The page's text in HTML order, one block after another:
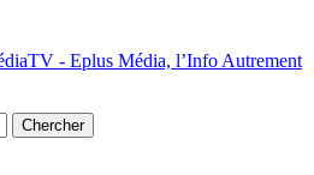
- Eplus Média, l’Info Autrement